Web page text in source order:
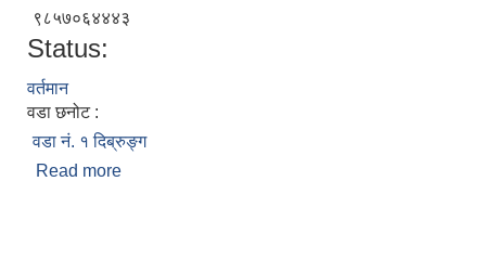
९८५७०६४४४३
Status:
वर्तमान
वडा छनोट :
वडा नं. १ दिब्रुङ्ग
Read more